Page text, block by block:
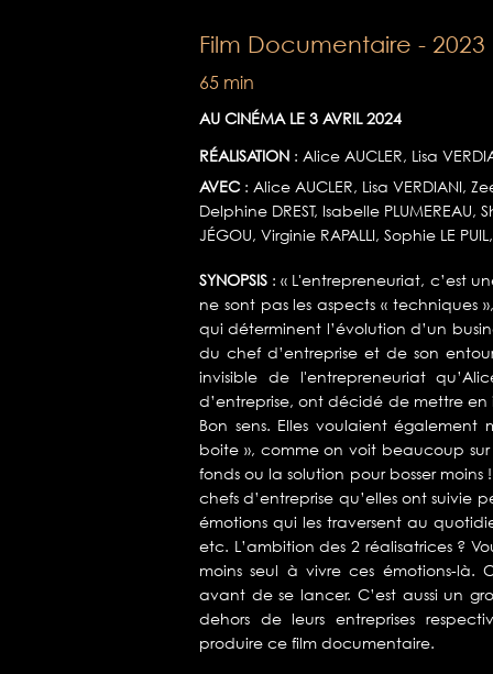
Film Documentaire - 2023
65 min
AU CINÉMA LE 3 AVRIL 2024
RÉALISATION : Alice AUCLER, Lisa
AVEC : Alice AUCLER, Lisa VERDIANI,
Delphine DREST, Isabelle PLUMEREAU,
JÉGOU, Virginie RAPALLI, Sophie LE
SYNOPSIS : « L'entrepreneuriat, c’est
ne sont pas les aspects « techniques
qui déterminent l’évolution d’un
du chef d’entreprise et de son
invisible de l'entrepreneuriat
d’entreprise, ont décidé de mettre
Bon sens. Elles voulaient
boite », comme on voit beaucoup sur
fonds ou la solution pour bosser moins
chefs d’entreprise qu’elles ont suivie
émotions qui les traversent au
etc. L’ambition des 2 réalisatrices ?
moins seul à vivre ces émotions-là.
avant de se lancer. C’est aussi un
dehors de leurs entreprises
produire ce film documentaire.